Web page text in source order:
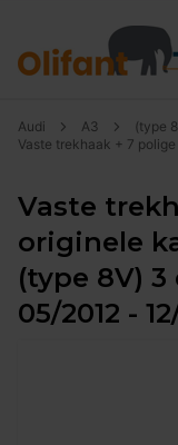
Audi A3
(type
Vaste trekhaak + 7
Vaste
originele
(type 8V)
05/2012 -